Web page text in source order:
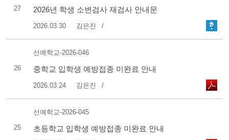
27 2026년 학생 소변검사 재검사 안내문
2026.03.30 김은진
26
선예학교-2026-046
중학교 입학생 예방접종 미완료 안내
2026.03.24 김은진
25
선예학교-2026-045
초등학교 입학생 예방접종 미완료 안내